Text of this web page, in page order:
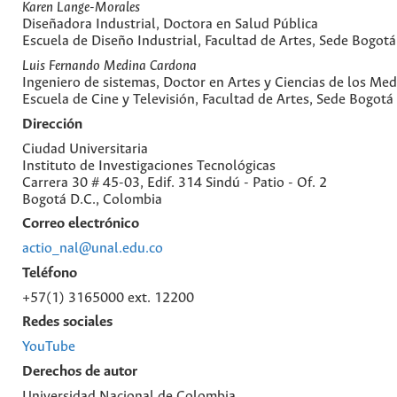
Karen Lange-Morales
Diseñadora Industrial, Doctora en Salud Pública
Escuela de Diseño Industrial, Facultad de Artes, Sede Bogotá
Luis Fernando Medina Cardona
Ingeniero de sistemas, Doctor en Artes y Ciencias de los
Escuela de Cine y Televisión, Facultad de Artes, Sede Bogotá
Dirección
Ciudad Universitaria
Instituto de Investigaciones Tecnológicas
Carrera 30 # 45-03, Edif. 314 Sindú - Patio - Of. 2
Bogotá D.C., Colombia
Correo electrónico
actio_nal@unal.edu.co
Teléfono
+57(1) 3165000 ext. 12200
Redes sociales
YouTube
Derechos de autor